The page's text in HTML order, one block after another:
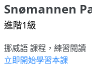
Snømannen
進階1級
挪威語 課程，練習閱讀
立即開始學習本課